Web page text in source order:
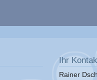
Ihr
Rainer